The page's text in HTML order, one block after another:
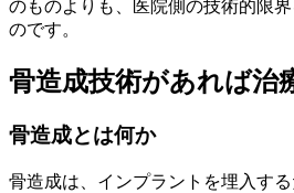
のものよりも、医院側の技術的限
のです。
骨造成技術があれば治
骨造成とは何か
骨造成は、インプラントを埋入す